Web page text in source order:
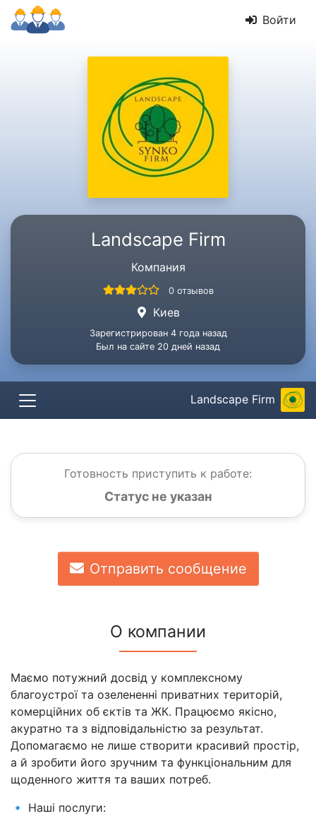
Войти
Landscape Firm
Компания
0 отзывов
Киев
Зарегистрирован 4 года назад
Был на сайте 20 дней назад
Landscape Firm
Готовность приступить к работе:
Статус не указан
Отправить сообщение
О компании
Маємо потужний досвід у комплексному
благоустрої та озелененні приватних територій,
комерційних об єктів та ЖК. Працюємо якісно,
акуратно та з відповідальністю за результат.
Допомагаємо не лише створити красивий простір,
а й зробити його зручним та функціональним для
щоденного життя та ваших потреб.
🔹 Наші послуги: